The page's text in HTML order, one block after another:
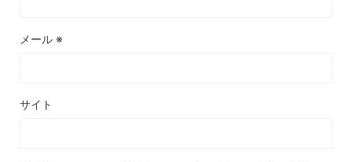
メール ※
サイト